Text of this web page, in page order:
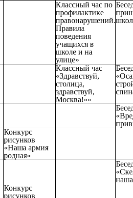
Классный час по
профилактике
правонарушений.
Правила
поведения
учащихся в
школе и на
улице»
Классный час
«Здравствуй,
столица,
здравствуй,
Москва!»»
Конкурс
рисунков
«Наша армия
родная»
Конкурс
рисунков